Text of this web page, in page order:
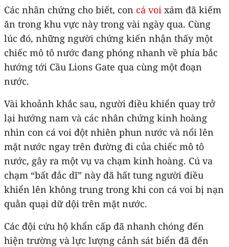
Các nhân chứng cho biết, con cá voi xám đã kiếm
ăn trong khu vực này trong vài ngày qua. Cùng
lúc đó, những người chứng kiến ​​​​nhận thấy một
chiếc mô tô nước đang phóng nhanh về phía bắc
hướng tới Cầu Lions Gate qua cùng một đoạn
nước.
Vài khoảnh khắc sau, người điều khiển quay trở
lại hướng nam và các nhân chứng kinh hoàng
nhìn con cá voi đột nhiên phun nước và nổi lên
mặt nước ngay trên đường đi của chiếc mô tô
nước, gây ra một vụ va chạm kinh hoàng. Cú va
chạm “bất đắc dĩ” này đã hất tung người điều
khiển lên không trung trong khi con cá voi bị nạn
quằn quại dữ dội trên mặt nước.
Các đội cứu hộ khẩn cấp đã nhanh chóng đến
hiện trường và lực lượng cảnh sát biển đã đến